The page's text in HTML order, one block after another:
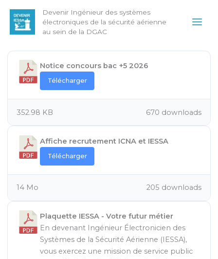
contenu
Devenir Ingénieur des systèmes
électroniques de la sécurité aérienne
au sein de la DGAC
Menu
Notice concours bac +5 2026
Télécharger
670 downloads
352.98 KB
Affiche recrutement ICNA et IESSA
Télécharger
205 downloads
14 Mo
Plaquette IESSA - Votre futur métier
En devenant Ingénieur Électronicien des
Systèmes de la Sécurité Aérienne (IESSA),
vous exercez une mission de service public